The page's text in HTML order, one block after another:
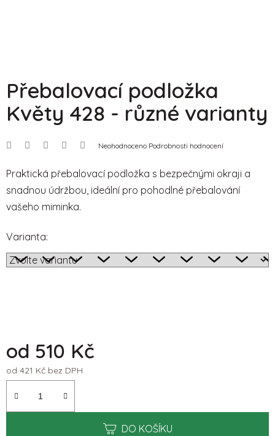
Přebalovací podložka
Květy 428 - různé varianty
Průměrné
je
0,0
z
Neohodnoceno Podrobnosti hodnocení
Praktická přebalovací podložka s bezpečnými okraji a
snadnou údržbou, ideální pro pohodlné přebalování
vašeho miminka.
Varianta:
od 510 Kč
od 421 Kč bez DPH
DO KOŠÍKU